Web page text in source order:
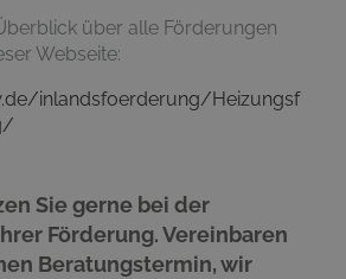
über alle Förderungen
Webseite:
inlandsfoerderung/Heizungsf
Sie gerne bei der
Förderung. Vereinbaren
Beratungstermin, wir